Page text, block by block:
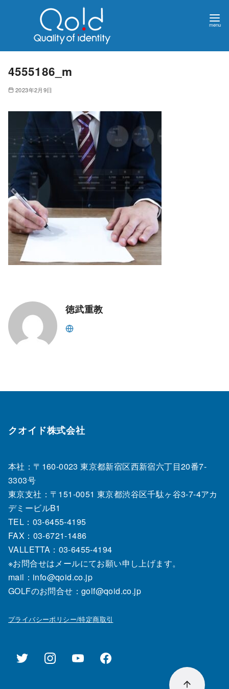
4555186_m
2023年2月9日
徳武重教
クオイド株式会社
本社：〒160-0023 東京都新宿区西新宿六丁目20番7‐
3303号
東京支社：〒151‐0051 東京都渋谷区千駄ヶ谷3-7-4アカ
デミービルB1
TEL：03‐6455‐4195
FAX：03‐6721‐1486
VALLETTA：03-6455-4194
※お問合せはメールにてお願い申し上げます。
mail：info@qoid.co.jp
GOLFのお問合せ：golf@qoid.co.jp
プライバシーポリシー/特定商取引